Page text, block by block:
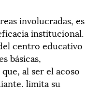
involucradas, es
institucional.
centro educativo
básicas,
al ser el acoso
limita su